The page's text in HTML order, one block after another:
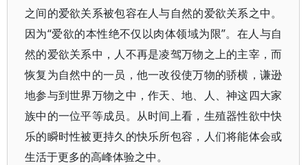
之间的爱欲关系被包容在人与自然的爱欲关系之中。
因为“爱欲的本性绝不仅以肉体领域为限”。在人与自
然的爱欲关系中，人不再是凌驾万物之上的主宰，而
恢复为自然中的一员，他一改役使万物的骄横，谦逊
地参与到世界万物之中，作天、地、人、神这四大家
族中的一位平等成员。从时间上看，生殖器性欲中快
乐的瞬时性被更持久的快乐所包容，人们将能体会或
生活于更多的高峰体验之中。